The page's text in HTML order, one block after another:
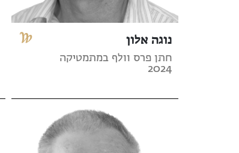
נוגה אלון
חתן פרס וולף במתמטיקה
2024